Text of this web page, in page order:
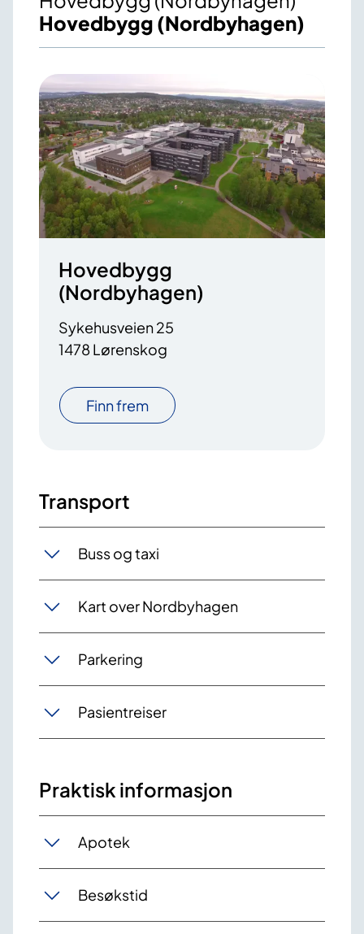
Hovedbygg (Nordbyhagen)
Hovedbygg
(Nordbyhagen)
Sykehusveien 25
1478 Lørenskog
Finn frem
Transport
Buss og taxi
Kart over Nordbyhagen
Parkering
Pasientreiser
Praktisk informasjon
Apotek
Besøkstid